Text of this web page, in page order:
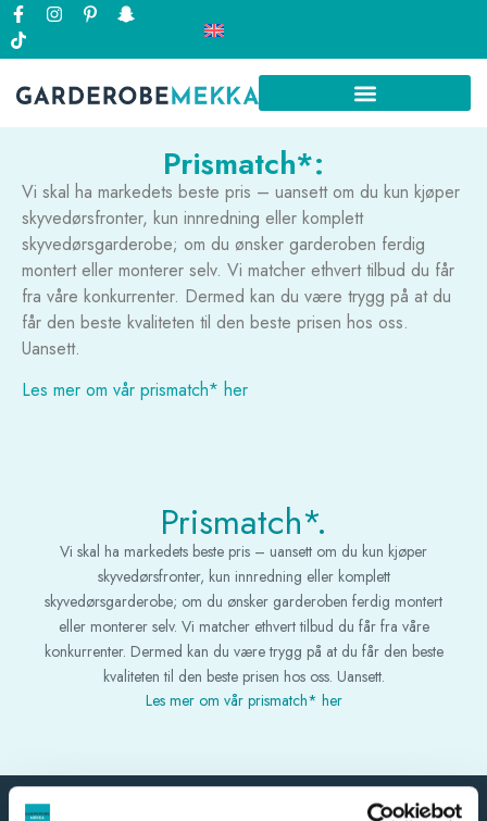
Prismatch*:
Vi skal ha markedets beste pris – uansett om du kun kjøper
skyvedørsfronter, kun innredning eller komplett
skyvedørsgarderobe; om du ønsker garderoben ferdig
montert eller monterer selv. Vi matcher ethvert tilbud du får
fra våre konkurrenter. Dermed kan du være trygg på at du
får den beste kvaliteten til den beste prisen hos oss.
Uansett.
Les mer om vår prismatch* her
Prismatch*.
Vi skal ha markedets beste pris – uansett om du kun kjøper
skyvedørsfronter, kun innredning eller komplett
skyvedørsgarderobe; om du ønsker garderoben ferdig montert
eller monterer selv. Vi matcher ethvert tilbud du får fra våre
konkurrenter. Dermed kan du være trygg på at du får den beste
kvaliteten til den beste prisen hos oss. Uansett.
Les mer om vår prismatch* her